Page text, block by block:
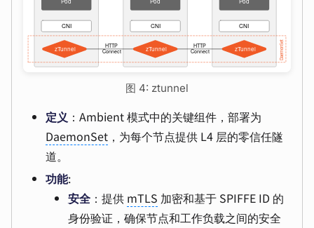
图 4: ztunnel
定义 ：Ambient 模式中的关键组件，部署为
DaemonSet ，为每个节点提供 L4 层的零信任隧
道。
功能:
安全 ：提供 mTLS 加密和基于 SPIFFE ID 的
身份验证，确保节点和工作负载之间的安全